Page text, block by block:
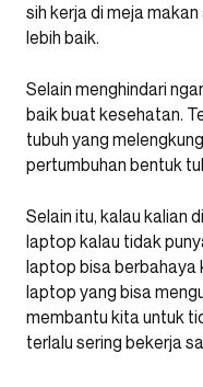
sih kerja di meja
lebih baik.
Selain menghindari
baik buat kesehatan.
tubuh yang
pertumbuhan bentuk
Selain itu, kalau kalian
laptop kalau tidak
laptop bisa berbahaya
laptop yang bisa
membantu kita untuk
terlalu sering bekerja